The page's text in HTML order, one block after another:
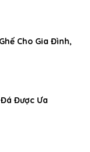
Cho Gia Đình,
Được Ưa